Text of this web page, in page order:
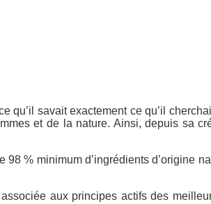
qu’il savait exactement ce qu’il
et de la nature. Ainsi, depuis sa
% minimum d’ingrédients d’origine
aux principes actifs des